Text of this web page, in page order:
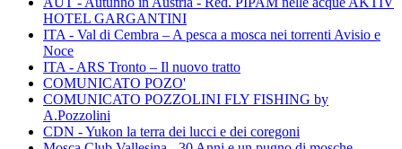
HOTEL GARGANTINI
ITA - Val di Cembra – A pesca a mosca nei torrenti Avisio e
Noce
ITA - ARS Tronto – Il nuovo tratto
COMUNICATO POZO'
COMUNICATO POZZOLINI FLY FISHING by
A.Pozzolini
CDN - Yukon la terra dei lucci e dei coregoni